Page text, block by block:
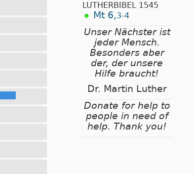
LUTHERBIBEL 1545
Mt 6,3-4
Unser Nächster ist
jeder Mensch.
Besonders aber
der, der unsere
Hilfe braucht!
Dr. Martin Luther
Donate for help to
people in need of
help. Thank you!